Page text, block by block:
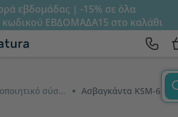
εβδομάδας | -15% σε όλα
ΕΒΔΟΜΑΔΑ15 στο καλάθι
Ανοσοποιητικό σύστημα και ενέργεια